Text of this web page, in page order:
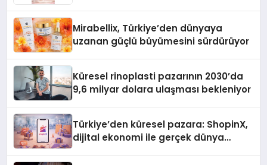
Mirabellix, Türkiye’den dünyaya
uzanan güçlü büyümesini sürdürüyor
Küresel rinoplasti pazarının 2030’da
9,6 milyar dolara ulaşması bekleniyor
Türkiye’den küresel pazara: ShopinX,
dijital ekonomi ile gerçek dünya